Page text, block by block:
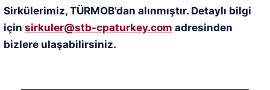
Sirkülerimiz, TÜRMOB’dan alınmıştır. Detaylı bilgi
için sirkuler@stb-cpaturkey.com adresinden
bizlere ulaşabilirsiniz.